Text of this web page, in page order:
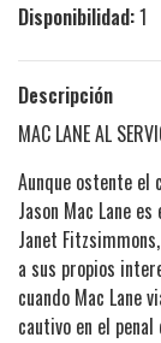
Disponibilidad:1
Descripción
MAC LANE AL
Aunque ostente el
Jason Mac Lane
Janet
a sus propios
cuando Mac Lane
cautivo en el penal